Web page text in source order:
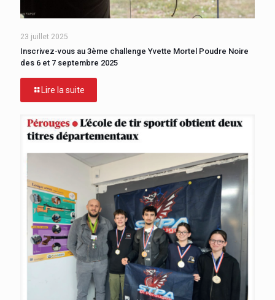
23 juillet 2025
Inscrivez-vous au 3ème challenge Yvette Mortel Poudre Noire
des 6 et 7 septembre 2025
Lire la suite